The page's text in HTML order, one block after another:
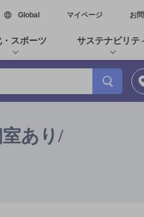
Global新しいウィンドウで開く
マイページ お
スポーツ サステナビリテ
あり/